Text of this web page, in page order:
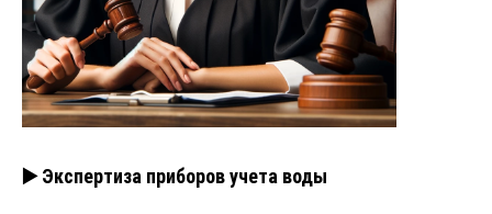
▶️ Экспертиза приборов учета воды